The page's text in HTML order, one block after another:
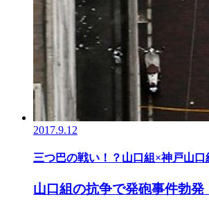
2017.9.12
三つ巴の戦い！？山口組×神戸山口
山口組の抗争で発砲事件勃発